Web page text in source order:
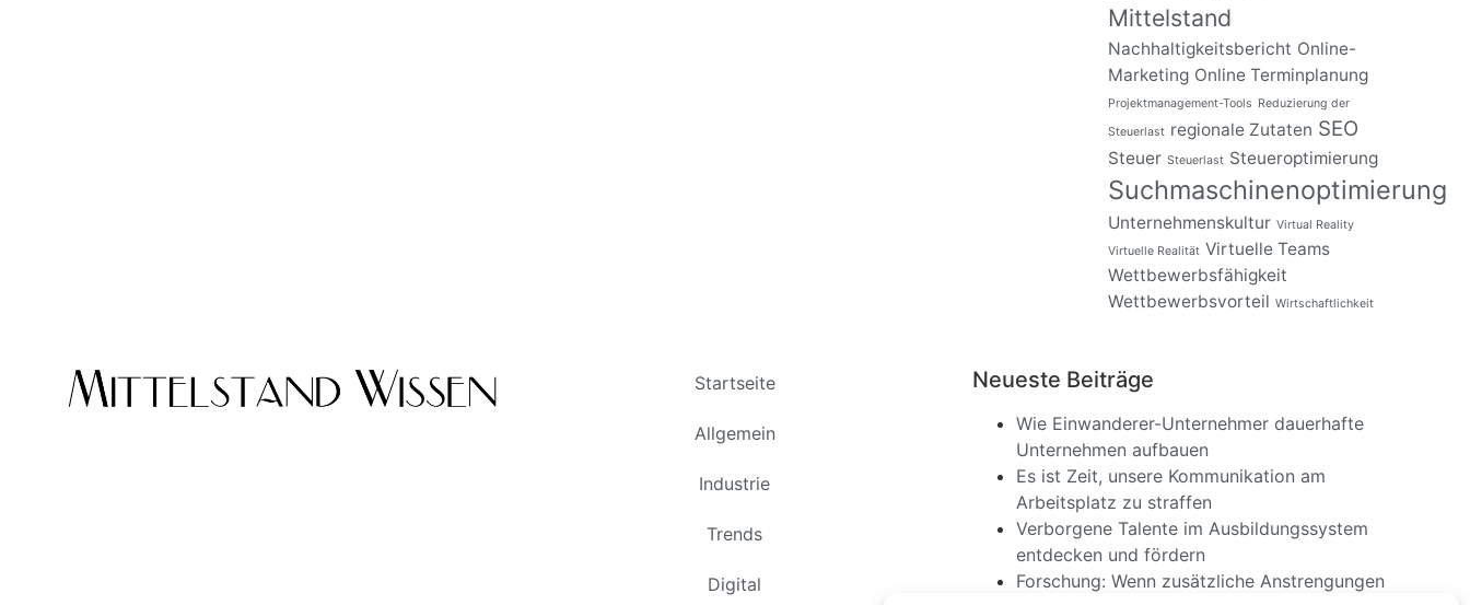
Mittelstand
Nachhaltigkeitsbericht Online-
Marketing Online Terminplanung
Projektmanagement-Tools Reduzierung der
Steuerlast regionale Zutaten SEO
Steuer Steuerlast Steueroptimierung
Suchmaschinenoptimierung
Unternehmenskultur Virtual Reality
Virtuelle Realität Virtuelle Teams
Wettbewerbsfähigkeit
Wettbewerbsvorteil Wirtschaftlichkeit
Startseite
Allgemein
Industrie
Trends
Digital
Neueste Beiträge
Wie Einwanderer-Unternehmer dauerhafte
Unternehmen aufbauen
Es ist Zeit, unsere Kommunikation am
Arbeitsplatz zu straffen
Verborgene Talente im Ausbildungssystem
entdecken und fördern
Forschung: Wenn zusätzliche Anstrengungen